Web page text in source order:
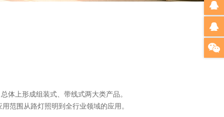
上形成组装式、带线式两大类产品。
围从路灯照明到全行业领域的应用。